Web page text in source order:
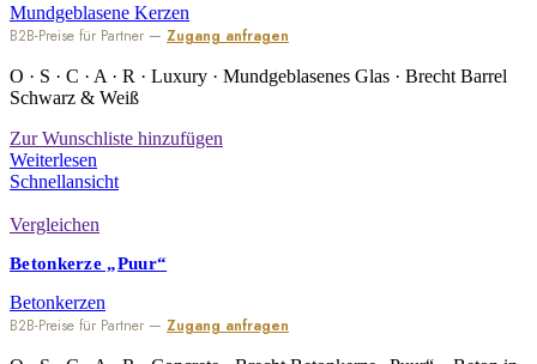
Mundgeblasene Kerzen
B2B-Preise für Partner — Zugang anfragen
O · S · C · A · R · Luxury · Mundgeblasenes Glas · Brecht Barrel
Schwarz & Weiß
Zur Wunschliste hinzufügen
Weiterlesen
Schnellansicht
Vergleichen
Betonkerze „Puur“
Betonkerzen
B2B-Preise für Partner — Zugang anfragen